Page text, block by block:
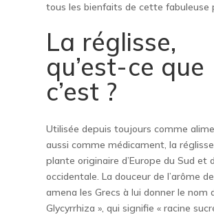
tous les bienfaits de cette fabuleuse
La réglisse,
qu’est-ce que
c’est ?
Utilisée depuis toujours comme
aussi comme médicament, la
plante originaire d’Europe du Sud et
occidentale. La douceur de l’arôme
amena les Grecs à lui donner le nom
Glycyrrhiza », qui signifie « racine